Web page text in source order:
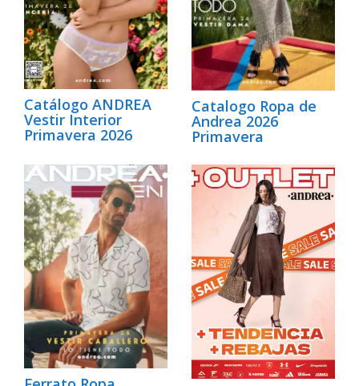
Catálogo ANDREA
Vestir Interior
Primavera 2026
Catalogo Ropa de
Andrea 2026
Primavera